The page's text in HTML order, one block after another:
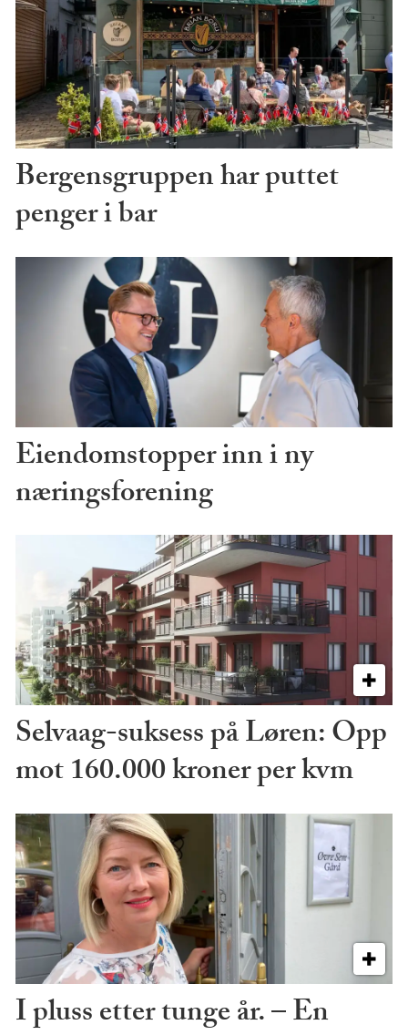
Bergensgruppen har puttet
penger i bar
Eiendomstopper inn i ny
næringsforening
Selvaag-suksess på Løren: Opp
mot 160.000 kroner per kvm
I pluss etter tunge år. – En